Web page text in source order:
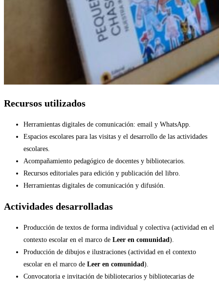
Recursos utilizados
Herramientas digitales de comunicación: email y WhatsApp.
Espacios escolares para las visitas y el desarrollo de las actividades
escolares.
Acompañamiento pedagógico de docentes y bibliotecarios.
Recursos editoriales para edición y publicación del libro.
Herramientas digitales de comunicación y difusión.
Actividades desarrolladas
Producción de textos de forma individual y colectiva (actividad en el
contexto escolar en el marco de Leer en comunidad ).
Producción de dibujos e ilustraciones (actividad en el contexto
escolar en el marco de Leer en comunidad ).
Convocatoria e invitación de bibliotecarios y bibliotecarias de